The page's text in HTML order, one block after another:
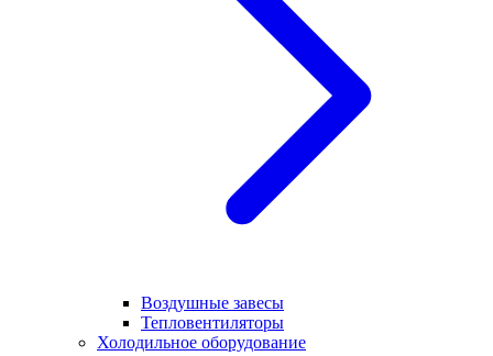
Воздушные завесы
Тепловентиляторы
Холодильное оборудование